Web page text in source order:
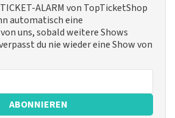
ALARM von TopTicketShop
automatisch eine
uns, sobald weitere Shows
du nie wieder eine Show von
ABONNIEREN